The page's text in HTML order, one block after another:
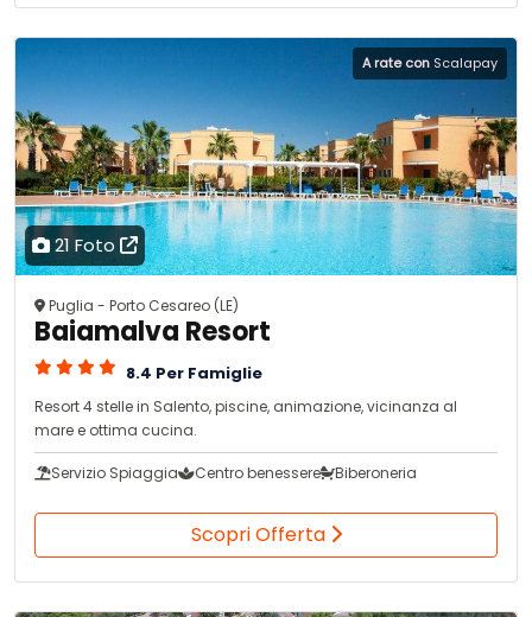
21 Foto
A rate con Scalapay
Puglia - Porto Cesareo (LE)
Baiamalva Resort
8.4 Per Famiglie
Resort 4 stelle in Salento, piscine, animazione, vicinanza al
mare e ottima cucina.
Servizio Spiaggia Centro benessere Biberoneria
Scopri Offerta